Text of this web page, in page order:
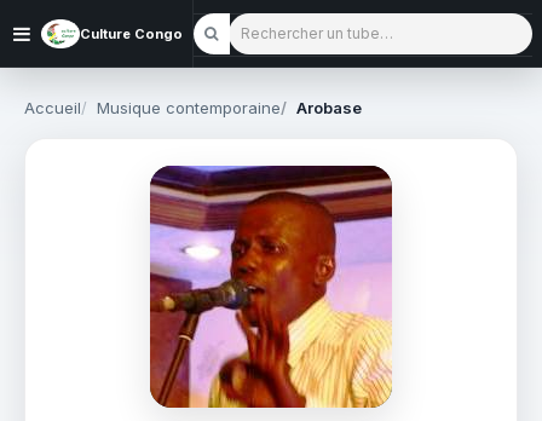
Culture Congo Rechercher un tube
Accueil Musique contemporaine Arobase